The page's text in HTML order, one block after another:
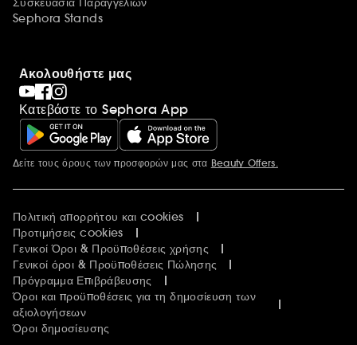
Sephora Stands
Ακολουθήστε μας
Κατεβάστε το Sephora App
Περισσότερες πληροφορίες
Δείτε τους όρους των προσφορών μας στα Beauty Offers.
Πολιτική απορρήτου και cookies
Προτιμήσεις cookies
Γενικοί Όροι & Προϋποθέσεις χρήσης
Γενικοί όροι & Προϋποθέσεις Πώλησης
Πρόγραμμα Επιβράβευσης
Όροι και προϋποθέσεις για τη δημοσίευση των
αξιολογήσεων
Όροι δημοσίευσης